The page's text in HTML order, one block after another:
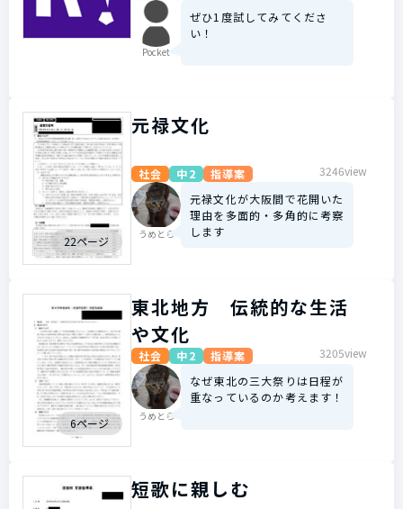
Pocket
ぜひ1度試してみてくださ
い！
22ページ
元禄文化
社会 中2 指導案 3246view
うめとら
元禄文化が大阪間で花開いた
理由を多面的・多角的に考察
します
6ページ
東北地方 伝統的な生活
や文化
社会 中2 指導案 3205view
うめとら
なぜ東北の三大祭りは日程が
重なっているのか考えます！
短歌に親しむ